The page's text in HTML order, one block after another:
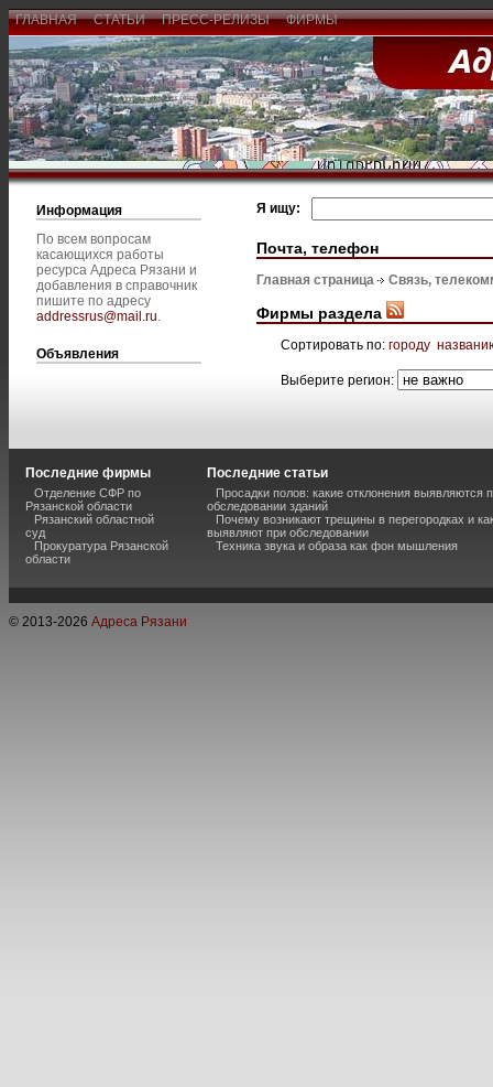
ГЛАВНАЯ СТАТЬИ ПРЕСС-РЕЛИЗЫ ФИРМЫ
Информация
По всем вопросам
касающихся работы
ресурса Адреса Рязани и
добавления в справочник
пишите по адресу
addressrus@mail.ru.
Объявления
Я ищу:
Почта, телефон
Главная страница Связь,
Фирмы раздела
Сортировать по: городу
Выберите регион:
Последние фирмы
Отделение СФР по
Рязанской области
Рязанский областной
суд
Прокуратура Рязанской
области
Последние статьи
Просадки полов: какие отклонения выявляются
обследовании зданий
Почему возникают трещины в перегородках и
выявляют при обследовании
Техника звука и образа как фон мышления
© 2013-2026 Адреса Рязани